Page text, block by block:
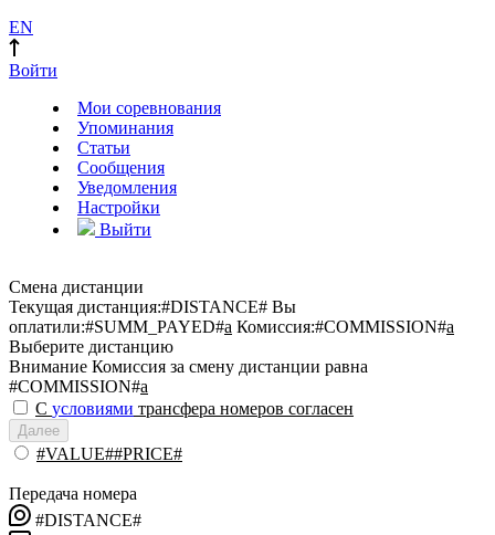
EN
Войти
Мои соревнования
Упоминания
Статьи
Сообщения
Уведомления
Настройки
Выйти
Смена дистанции
Текущая дистанция:#DISTANCE# Вы
оплатили:#SUMM_PAYED#a Комиссия:#COMMISSION#a
Выберите дистанцию
Внимание Комиссия за смену дистанции равна
#COMMISSION#a
С условиями трансфера номеров согласен
Далее
#VALUE##PRICE#
Передача номера
#DISTANCE#